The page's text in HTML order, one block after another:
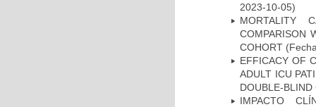
2023-10-05)
MORTALITY
COMPARISON
COHORT
EFFICACY OF
ADULT ICU
DOUBLE-BLIND
IMPACTO